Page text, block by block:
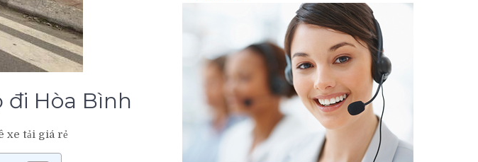
đi Hòa Bình
xe tải giá rẻ